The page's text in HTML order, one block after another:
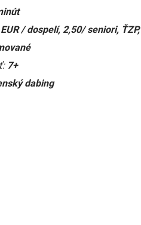
/ dospelí, 2,50/ seniori,
7+
dabing